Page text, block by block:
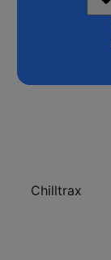
Chilltrax